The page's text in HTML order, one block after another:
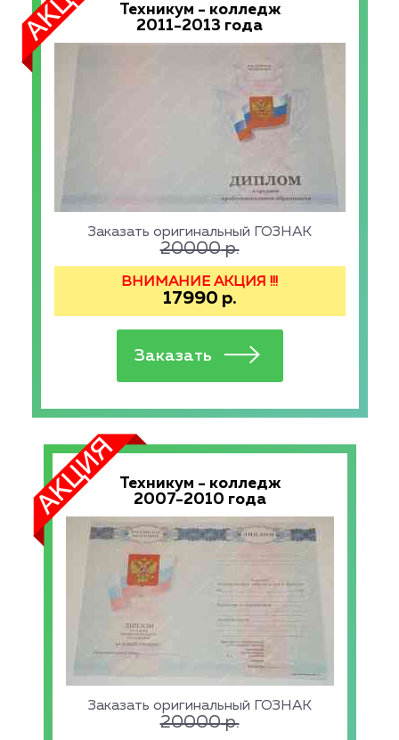
Техникум - колледж
2011-2013 года
Заказать оригинальный ГОЗНАК
20000р.
ВНИМАНИЕ АКЦИЯ !!!
17990 р.
Техникум - колледж
2007-2010 года
Заказать оригинальный ГОЗНАК
20000р.